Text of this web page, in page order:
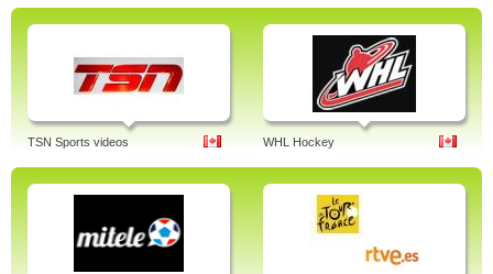
TSN Sports videos WHL Hockey